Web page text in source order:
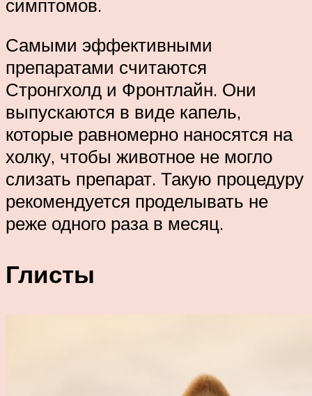
симптомов.
Самыми эффективными
препаратами считаются
Стронгхолд и Фронтлайн. Они
выпускаются в виде капель,
которые равномерно наносятся на
холку, чтобы животное не могло
слизать препарат. Такую процедуру
рекомендуется проделывать не
реже одного раза в месяц.
Глисты